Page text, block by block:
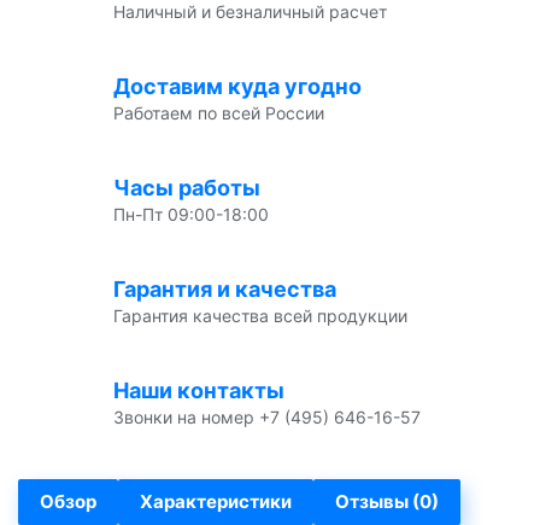
Наличный и безналичный расчет
Доставим куда угодно
Работаем по всей России
Часы работы
Пн-Пт 09:00-18:00
Гарантия и качества
Гарантия качества всей продукции
Наши контакты
Звонки на номер +7 (495) 646-16-57
Обзор Характеристики Отзывы (0)